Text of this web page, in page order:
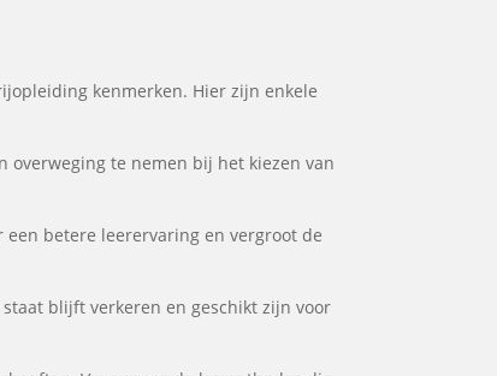
kenmerken. Hier zijn enkele
overweging te nemen bij het kiezen van
betere leerervaring en vergroot de
blijft verkeren en geschikt zijn voor